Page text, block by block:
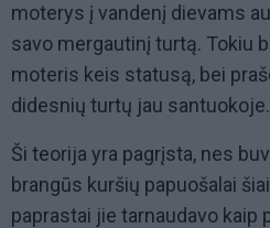
moterys į vandenį dievams
savo mergautinį turtą. Tokiu
moteris keis statusą, bei
didesnių turtų jau santuokoje.
Ši teorija yra pagrįsta, nes
brangūs kuršių papuošalai
paprastai jie tarnaudavo kaip